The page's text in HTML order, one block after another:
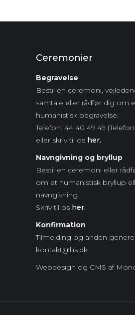
Ceremonier
Begravelse
Bestil en ceremoni,
samtale eller rådfør dig om
humanistisk begravelse.
Telefon: 44 40 49 49
eller skriv til os her.
Navngivning og bryllup
Bestil en ceremoni eller
om et humanistisk bryllup
navngivning.
Skriv til os her.
Konfirmation
Tilmelding og anden
kontakt@hs.dk
Webdesign og CMS af